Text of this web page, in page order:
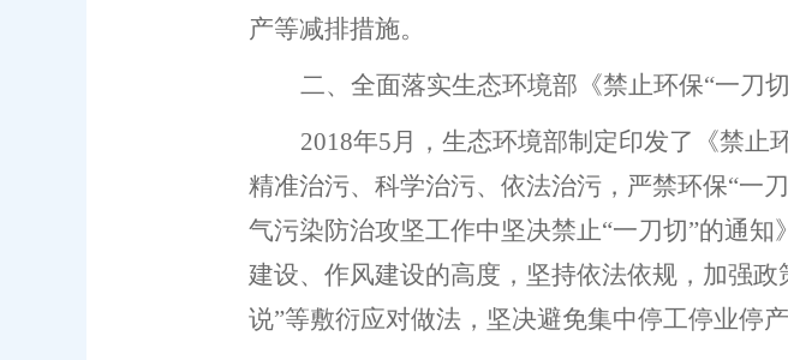
产等减排措施。
二、全面落实生态环境部《禁止环保“一刀切
2018年5月，生态环境部制定印发了《禁止
精准治污、科学治污、依法治污，严禁环保“一
气污染防治攻坚工作中坚决禁止“一刀切”的通知
建设、作风建设的高度，坚持依法依规，加强
说”等敷衍应对做法，坚决避免集中停工停业停